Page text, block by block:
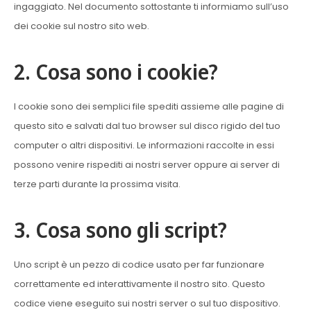
ingaggiato. Nel documento sottostante ti informiamo sull’uso
dei cookie sul nostro sito web.
2. Cosa sono i cookie?
I cookie sono dei semplici file spediti assieme alle pagine di
questo sito e salvati dal tuo browser sul disco rigido del tuo
computer o altri dispositivi. Le informazioni raccolte in essi
possono venire rispediti ai nostri server oppure ai server di
terze parti durante la prossima visita.
3. Cosa sono gli script?
Uno script è un pezzo di codice usato per far funzionare
correttamente ed interattivamente il nostro sito. Questo
codice viene eseguito sui nostri server o sul tuo dispositivo.